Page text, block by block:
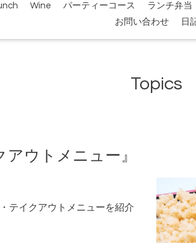
Wine パーティーコース ランチ弁当
お問い合わせ
日
Topics
アウトメニュー』
テイクアウトメニューを紹介